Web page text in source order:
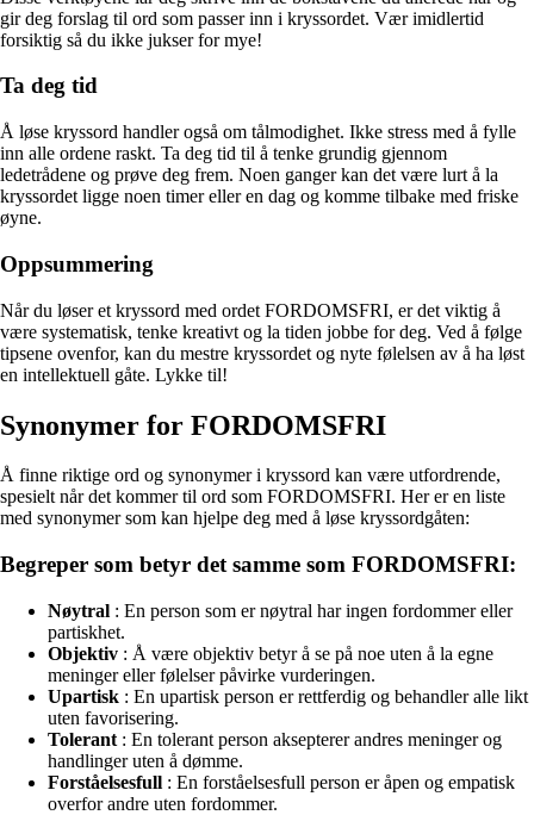
gir deg forslag til ord som passer inn i kryssordet. Vær imidlertid
forsiktig så du ikke jukser for mye!
Ta deg tid
Å løse kryssord handler også om tålmodighet. Ikke stress med å fylle
inn alle ordene raskt. Ta deg tid til å tenke grundig gjennom
ledetrådene og prøve deg frem. Noen ganger kan det være lurt å la
kryssordet ligge noen timer eller en dag og komme tilbake med friske
øyne.
Oppsummering
Når du løser et kryssord med ordet FORDOMSFRI, er det viktig å
være systematisk, tenke kreativt og la tiden jobbe for deg. Ved å følge
tipsene ovenfor, kan du mestre kryssordet og nyte følelsen av å ha løst
en intellektuell gåte. Lykke til!
Synonymer for FORDOMSFRI
Å finne riktige ord og synonymer i kryssord kan være utfordrende,
spesielt når det kommer til ord som FORDOMSFRI. Her er en liste
med synonymer som kan hjelpe deg med å løse kryssordgåten:
Begreper som betyr det samme som FORDOMSFRI:
Nøytral : En person som er nøytral har ingen fordommer eller
partiskhet.
Objektiv : Å være objektiv betyr å se på noe uten å la egne
meninger eller følelser påvirke vurderingen.
Upartisk : En upartisk person er rettferdig og behandler alle likt
uten favorisering.
Tolerant : En tolerant person aksepterer andres meninger og
handlinger uten å dømme.
Forståelsesfull : En forståelsesfull person er åpen og empatisk
overfor andre uten fordommer.